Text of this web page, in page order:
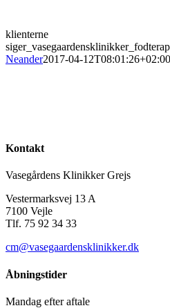
klienterne
Neander2017-04-12T08:01:26+02:00
Kontakt
Vasegårdens Klinikker Grejs
Vestermarksvej 13 A
7100 Vejle
Tlf. 75 92 34 33
cm@vasegaardensklinikker.dk
Åbningstider
Mandag efter aftale